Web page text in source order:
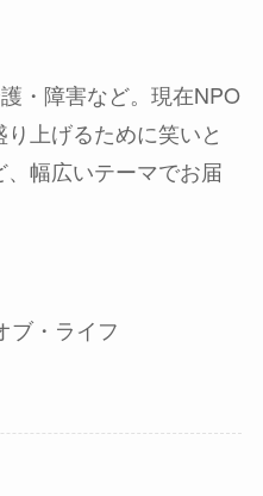
・障害など。現在NPO
上げるために笑いと
幅広いテーマでお届
ブ・ライフ